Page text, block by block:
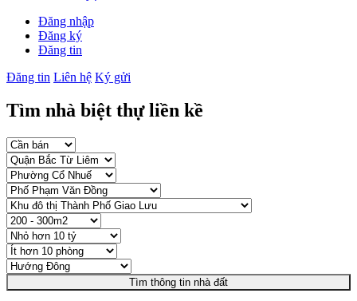
Đăng nhập
Đăng ký
Đăng tin
Đăng tin Liên hệ Ký gửi
Tìm nhà biệt thự liền kề
Tìm thông tin nhà đất